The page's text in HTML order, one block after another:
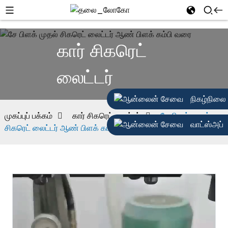
நிகழ்நிலை
வாட்ஸ்அப்
கார் சிகரெட்
லைட்டர்
முகப்புப் பக்கம் கார் சிகரெட் லைட்டர்
சே பிளக் முதல்
சிகரெட் லைட்டர் ஆண் பிளக் கம்பி வரை